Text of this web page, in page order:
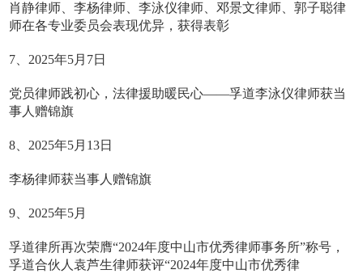
肖静律师、李杨律师、李泳仪律师、邓景文律师、郭子聪律
师在各专业委员会表现优异，获得表彰
7、2025年5月7日
党员律师践初心，法律援助暖民心——孚道李泳仪律师获当
事人赠锦旗
8、2025年5月13日
李杨律师获当事人赠锦旗
9、2025年5月
孚道律所再次荣膺“2024年度中山市优秀律师事务所”称号，
孚道合伙人袁芦生律师获评“2024年度中山市优秀律